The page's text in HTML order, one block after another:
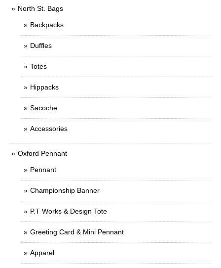
North St. Bags
Backpacks
Duffles
Totes
Hippacks
Sacoche
Accessories
Oxford Pennant
Pennant
Championship Banner
P.T Works & Design Tote
Greeting Card & Mini Pennant
Apparel